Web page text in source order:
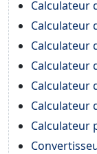
Calculateur
Calculateur
Calculateur
Calculateur
Calculateur
Calculateur
Calculateur